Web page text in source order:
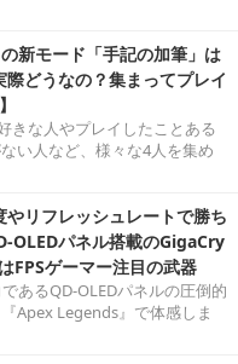
新モード「手記の加筆」は
どうなの？集まってプレイ
きな人やプレイしたことある
い人など、様々な4人を集め
リフレッシュレートで勝ち
OLEDパネル搭載のGigaCry
FPSゲーマー注目の武器
であるQD-OLEDパネルの圧倒的
Apex Legends』で体感しま